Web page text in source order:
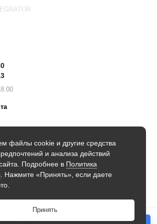
Wi-Fi 6
27 dBm / –94 dBm
25 dBm / –80 dBm
dBm / –75 dBm
dBm / –70 dBm
файлы cookie и другие средства
и анализа действий
Подробнее в Политика
. Нажмите «Принять», если даете
Принять
новостей!